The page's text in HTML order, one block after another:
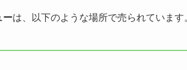
ーは、以下のような場所で売られています